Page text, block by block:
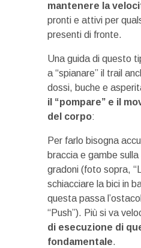
mantenere la
pronti e attivi per
presenti di fronte.
Una guida di questo
a “spianare” il trail
dossi, buche e
il “pompare” e il
del corpo:
Per farlo bisogna
braccia e gambe
gradoni (foto sopra,
schiacciare la bici in
questa passa
“Push”). Più si va
di esecuzione di
fondamentale.